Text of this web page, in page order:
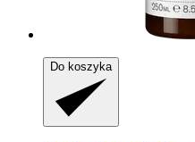
Do koszyka